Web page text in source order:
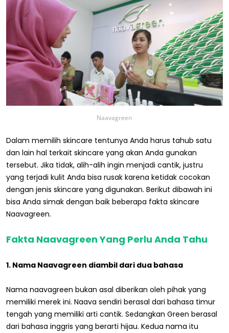
Naavagreen
Dalam memilih skincare tentunya Anda harus tahub satu
dan lain hal terkait skincare yang akan Anda gunakan
tersebut. Jika tidak, alih-alih ingin menjadi cantik, justru
yang terjadi kulit Anda bisa rusak karena ketidak cocokan
dengan jenis skincare yang digunakan. Berikut dibawah ini
bisa Anda simak dengan baik beberapa fakta skincare
Naavagreen.
Fakta Naavagreen Yang Perlu Anda Tahu
1. Nama Naavagreen diambil dari dua bahasa
Nama naavagreen bukan asal diberikan oleh pihak yang
memiliki merek ini. Naava sendiri berasal dari bahasa timur
tengah yang memiliki arti cantik. Sedangkan Green berasal
dari bahasa inggris yang berarti hijau. Kedua nama itu